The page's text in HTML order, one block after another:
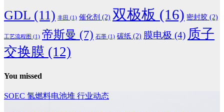
GDL (11) 丰田 (1) 催化剂 (2) 双极板 (16) 密封胶 (2)
工艺流程图 (1) 帝斯曼 (7) 石墨 (1) 碳纸 (2) 膜电极 (4) 质子
交换膜 (12)
You missed
SOEC 氢燃料电池堆 行业动态